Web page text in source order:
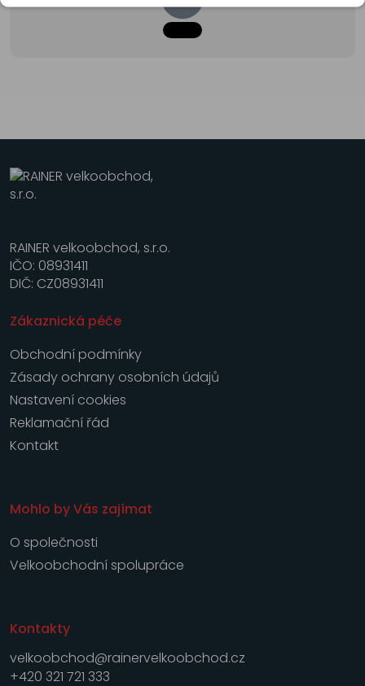
RAINER velkoobchod, s.r.o.
IČO: 08931411
DIČ: CZ08931411
Zákaznická péče
Obchodní podmínky
Zásady ochrany osobních údajů
Nastavení cookies
Reklamační řád
Kontakt
Mohlo by Vás zajímat
O společnosti
Velkoobchodní spolupráce
Kontakty
velkoobchod@rainervelkoobchod.cz
+420 321 721 333